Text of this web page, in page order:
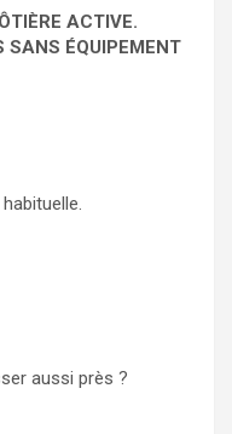
ACTIVE.
SANS ÉQUIPEMENT
aussi près ?